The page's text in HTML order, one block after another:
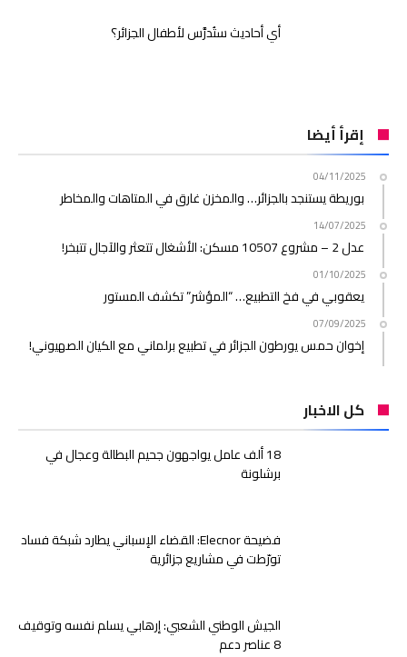
أي أحاديث ستُدرَّس لأطفال الجزائر؟
إقرأ أيضا
04/11/2025
بوريطة يستنجد بالجزائر… والمخزن غارق في المتاهات والمخاطر
14/07/2025
عدل 2 – مشروع 10507 مسكن: الأشغال تتعثر والآجال تتبخر!
01/10/2025
يعقوبي في فخ التطبيع… “المؤشر” تكشف المستور
07/09/2025
إخوان حمس يورطون الجزائر في تطبيع برلماني مع الكيان الصهيوني!
كل الاخبار
18 ألف عامل يواجهون جحيم البطالة وعجال في
برشلونة
فضيحة Elecnor: القضاء الإسباني يطارد شبكة فساد
تورّطت في مشاريع جزائرية
الجيش الوطني الشعبي: إرهابي يسلم نفسه وتوقيف
8 عناصر دعم